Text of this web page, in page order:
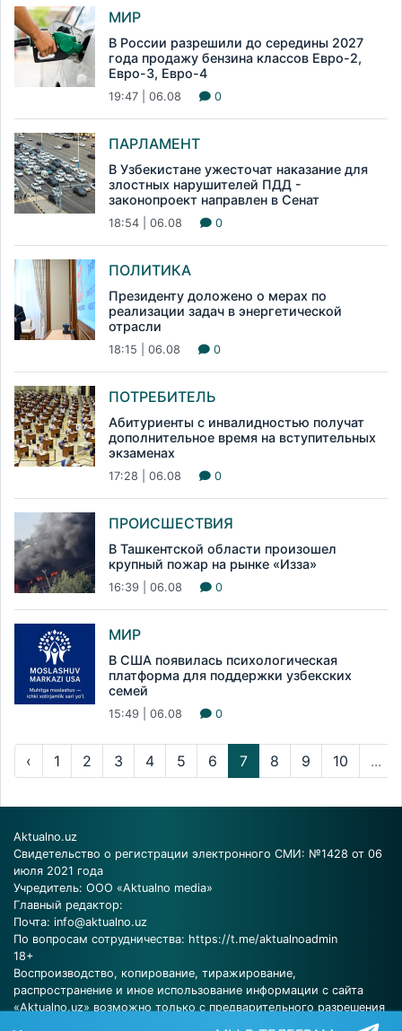
МИР
В России разрешили до середины 2027
года продажу бензина классов Евро-2,
Евро-3, Евро-4
19:47 | 06.08 0
ПАРЛАМЕНТ
В Узбекистане ужесточат наказание для
злостных нарушителей ПДД -
законопроект направлен в Сенат
18:54 | 06.08 0
ПОЛИТИКА
Президенту доложено о мерах по
реализации задач в энергетической
отрасли
18:15 | 06.08 0
ПОТРЕБИТЕЛЬ
Абитуриенты с инвалидностью получат
дополнительное время на вступительных
экзаменах
17:28 | 06.08 0
ПРОИСШЕСТВИЯ
В Ташкентской области произошел
крупный пожар на рынке «Изза»
16:39 | 06.08 0
МИР
В США появилась психологическая
платформа для поддержки узбекских
семей
15:49 | 06.08 0
‹ 1 2 3 4 5 6 7 8 9 10 ...
Aktualno.uz
Свидетельство о регистрации электронного СМИ: №1428 от 06
июля 2021 года
Учредитель: ООО «Aktualno media»
Главный редактор:
Почта: info@aktualno.uz
По вопросам сотрудничества: https://t.me/aktualnoadmin
18+
Воспроизводство, копирование, тиражирование,
распространение и иное использование информации с сайта
«Aktualno.uz» возможно только с предварительного разрешения